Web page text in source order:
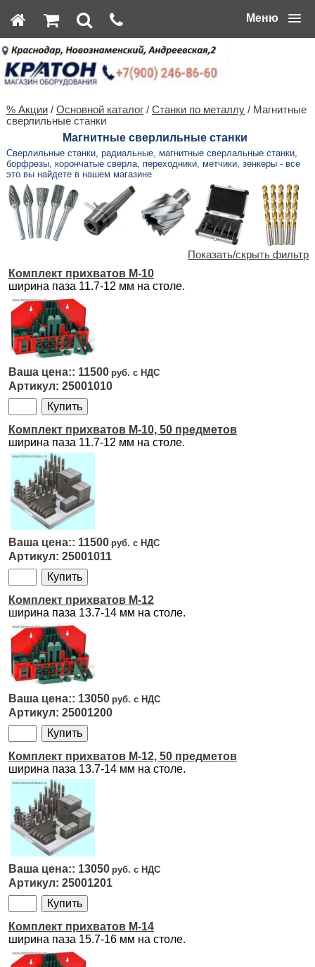
Меню
% Акции/ Основной каталог/ Станки по металлу/ Магнитные
сверлильные станки
Магнитные сверлильные станки
Сверлильные станки, радиальные, магнитные сверлальные станки,
борфрезы, корончатые сверла, переходники, метчики, зенкеры - все
это вы найдете в нашем магазине
Показать/скрыть фильтр
Комплект прихватов M-10
ширина паза 11.7-12 мм на столе.
11500
25001010
Комплект прихватов M-10, 50 предметов
ширина паза 11.7-12 мм на столе.
11500
25001011
Комплект прихватов M-12
ширина паза 13.7-14 мм на столе.
13050
25001200
Комплект прихватов M-12, 50 предметов
ширина паза 13.7-14 мм на столе.
13050
25001201
Комплект прихватов M-14
ширина паза 15.7-16 мм на столе.